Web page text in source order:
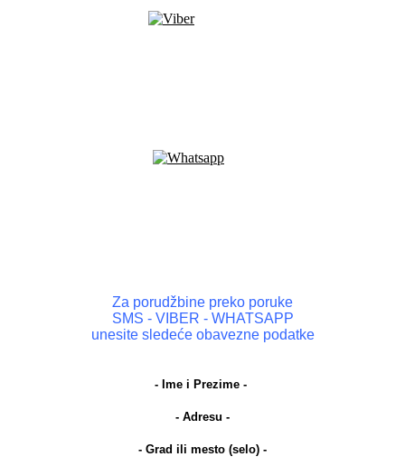
Za porudžbine preko poruke
SMS - VIBER - WHATSAPP
unesite sledeće obavezne podatke
- Ime i Prezime -
- Adresu -
- Grad ili mesto (selo) -